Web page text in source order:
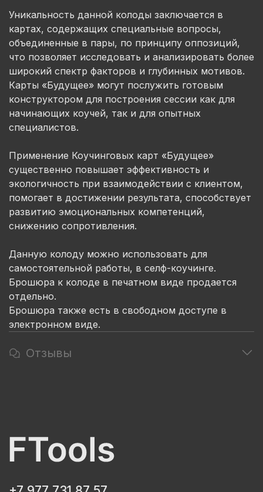
Уникальность данной колоды заключается в
картах, содержащих специальные вопросы,
объединенные в пары, по принципу оппозиций,
что позволяет исследовать и анализировать более
широкий спектр факторов и глубинных мотивов.
Карты «Будущее» могут послужить готовым
конструктором для построения сессии как для
начинающих коучей, так и для опытных
специалистов.
Применение Коучинговых карт «Будущее»
существенно повышает эффективность и
экологичность при взаимодействии с клиентом,
помогает в достижении результата, способствует
развитию эмоциональных компетенций,
снижению сопротивления.
Данную колоду можно использовать для
самостоятельной работы, в селф-коучинге.
Брошюра к колоде в печатном виде продается
отдельно.
Брошюра также есть в свободном доступе в
электронном виде.
Отзывы